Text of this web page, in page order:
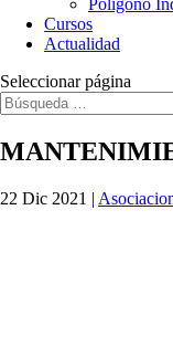
Polígono
Cursos
Actualidad
Seleccionar página
22 Dic 2021 |